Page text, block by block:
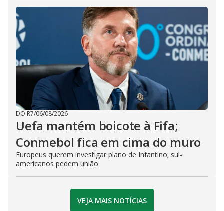
DO R7/06/08/2026
Uefa mantém boicote à Fifa;
Conmebol fica em cima do muro
Europeus querem investigar plano de Infantino; sul-
americanos pedem união
VEJA MAIS NOTÍCIAS